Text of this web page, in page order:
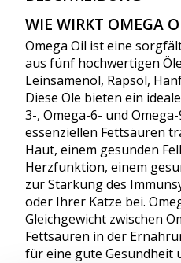
WIE WIRKT OMEGA
Omega Oil ist eine
aus fünf hochwertigen
Leinsamenöl, Rapsöl,
Diese Öle bieten ein
3-, Omega-6- und
essenziellen Fettsäuren
Haut, einem gesunden
Herzfunktion, einem
zur Stärkung des
oder Ihrer Katze bei.
Gleichgewicht zwischen
Fettsäuren in der
für eine gute Gesundheit